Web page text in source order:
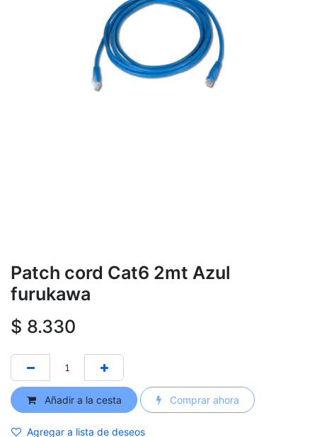
Patch cord Cat6 2mt Azul
furukawa
$ 8.330
Añadir a la cesta Comprar ahora
Agregar a lista de deseos